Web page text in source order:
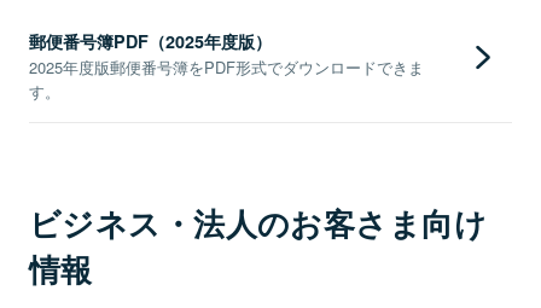
郵便番号簿PDF（2025年度版）
2025年度版郵便番号簿をPDF形式でダウンロードできま
す。
ビジネス・法人のお客さま向け
情報